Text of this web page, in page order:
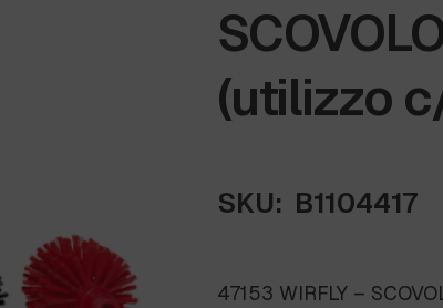
(utilizzo
SKU: B1104417
47153 WIRFLY –